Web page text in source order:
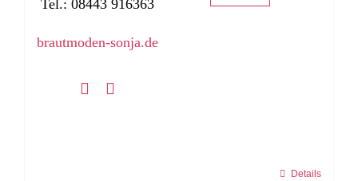
Tel.: 08443 916363
brautmoden-sonja.de
Details